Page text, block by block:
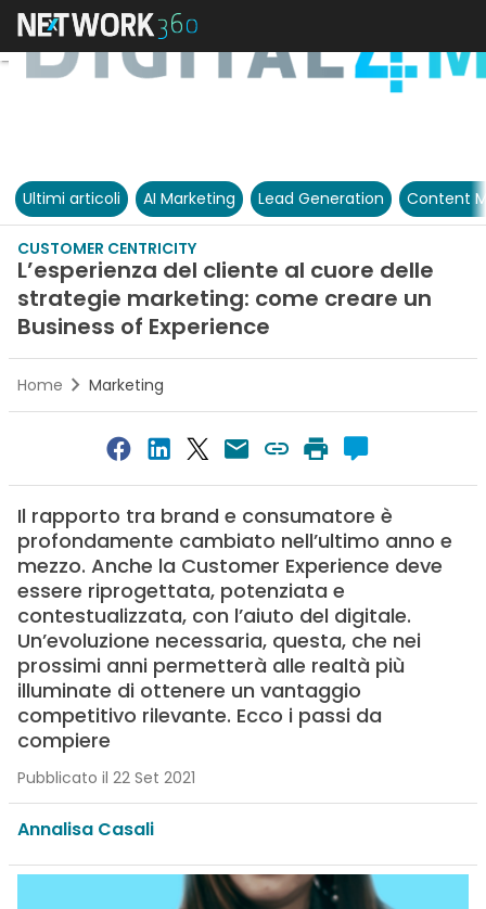
Ultimi articoli AI Marketing Lead Generation Content
CUSTOMER CENTRICITY
L’esperienza del cliente al cuore delle
strategie marketing: come creare un
Business of Experience
Home Marketing
Il rapporto tra brand e consumatore è
profondamente cambiato nell’ultimo anno e
mezzo. Anche la Customer Experience deve
essere riprogettata, potenziata e
contestualizzata, con l’aiuto del digitale.
Un’evoluzione necessaria, questa, che nei
prossimi anni permetterà alle realtà più
illuminate di ottenere un vantaggio
competitivo rilevante. Ecco i passi da
compiere
Pubblicato il 22 Set 2021
Annalisa Casali